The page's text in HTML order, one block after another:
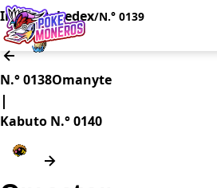
Juegos
Pokédex
Inicio/Pokedex/N.° 0139
N.° 0138Omanyte
|
Kabuto N.° 0140